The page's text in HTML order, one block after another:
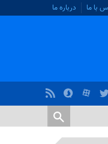
با ما درباره ما